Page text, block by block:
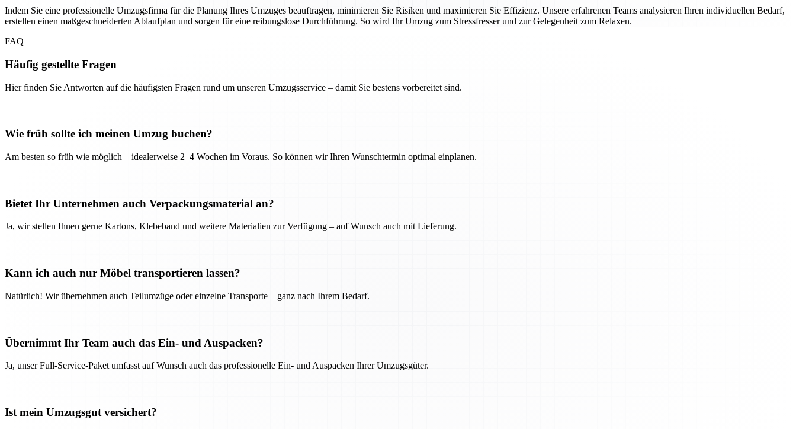
Indem Sie eine professionelle Umzugsfirma für die Planung Ihres Umzuges beauftragen, minimieren Sie Risiken und maximieren Sie Effizienz. Unsere erfahrenen Teams analysieren Ihren individuellen Bedarf,
erstellen einen maßgeschneiderten Ablaufplan und sorgen für eine reibungslose Durchführung. So wird Ihr Umzug zum Stressfresser und zur Gelegenheit zum Relaxen.
FAQ
Häufig gestellte Fragen
Hier finden Sie Antworten auf die häufigsten Fragen rund um unseren Umzugsservice – damit Sie bestens vorbereitet sind.
Wie früh sollte ich meinen Umzug buchen?
Am besten so früh wie möglich – idealerweise 2–4 Wochen im Voraus. So können wir Ihren Wunschtermin optimal einplanen.
Bietet Ihr Unternehmen auch Verpackungsmaterial an?
Ja, wir stellen Ihnen gerne Kartons, Klebeband und weitere Materialien zur Verfügung – auf Wunsch auch mit Lieferung.
Kann ich auch nur Möbel transportieren lassen?
Natürlich! Wir übernehmen auch Teilumzüge oder einzelne Transporte – ganz nach Ihrem Bedarf.
Übernimmt Ihr Team auch das Ein- und Auspacken?
Ja, unser Full-Service-Paket umfasst auf Wunsch auch das professionelle Ein- und Auspacken Ihrer Umzugsgüter.
Ist mein Umzugsgut versichert?